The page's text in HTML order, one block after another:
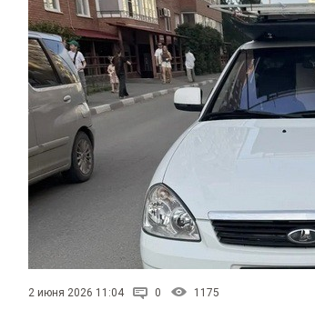
2 июня 2026 11:04 0 1175